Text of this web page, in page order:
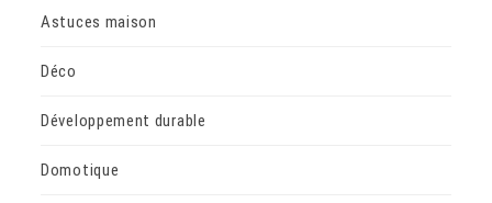
Astuces maison
Déco
Développement durable
Domotique